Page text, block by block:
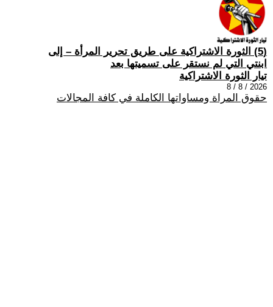
(5) الثورة الاشتراكية على طريق تحرير المرأة – إلى
ابنتي التي لم نستقر على تسميتها بعد
تيار الثورة الاشتراكية
2026 / 8 / 8
حقوق المراة ومساواتها الكاملة في كافة المجالات